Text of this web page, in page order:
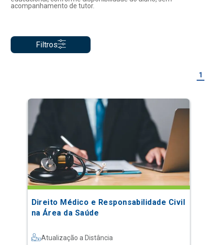
acompanhamento de tutor.
Filtros
1
Direito Médico e Responsabilidade Civil
na Área da Saúde
Atualização a Distância